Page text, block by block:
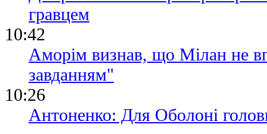
гравцем
10:42
Аморім визнав, що Мілан не
завданням"
10:26
Антоненко: Для Оболоні